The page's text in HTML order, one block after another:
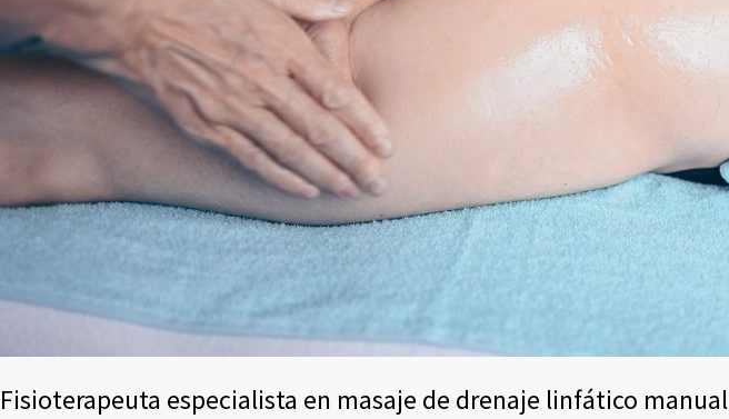
Fisioterapeuta especialista en masaje de drenaje linfático manual